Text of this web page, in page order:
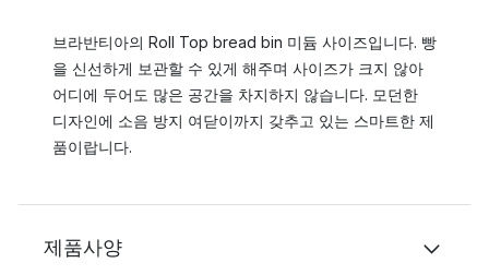
브라반티아의 Roll Top bread bin 미듐 사이즈입니다. 빵
을 신선하게 보관할 수 있게 해주며 사이즈가 크지 않아
어디에 두어도 많은 공간을 차지하지 않습니다. 모던한
디자인에 소음 방지 여닫이까지 갖추고 있는 스마트한 제
품이랍니다.
제품사양